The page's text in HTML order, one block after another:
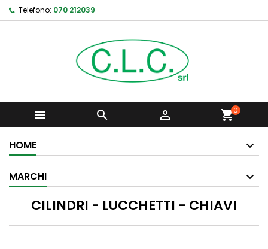
Telefono: 070 212039
   shopping_cart0
HOME
MARCHI
CILINDRI - LUCCHETTI - CHIAVI